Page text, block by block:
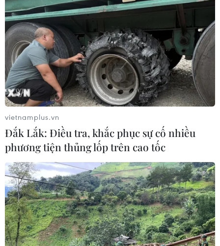
vietnamplus.vn
Đắk Lắk: Điều tra, khắc phục sự cố nhiều
phương tiện thủng lốp trên cao tốc